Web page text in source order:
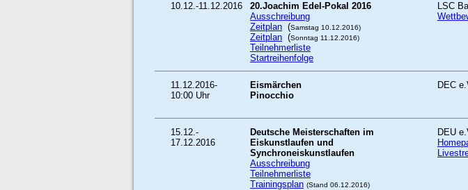
10.12.-11.12.2016
20.Joachim Edel-Pokal 2016
Ausschreibung
Zeitplan (Samstag 10.12.2016)
Zeitplan (Sonntag 11.12.2016)
Teilnehmerliste
Startreihenfolge
LSC
11.12.2016-
10:00 Uhr
Eismärchen
Pinocchio
DEC
15.12.-
17.12.2016
Deutsche Meisterschaften im
Eiskunstlaufen und
Synchroneiskunstlaufen
Ausschreibung
Teilnehmerliste
Trainingsplan (Stand 06.12.2016)
DEU